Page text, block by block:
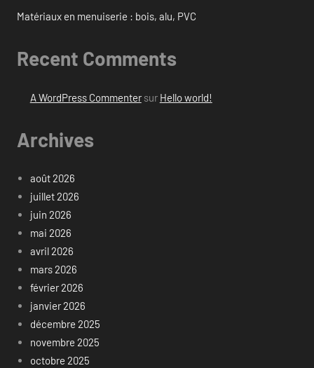
Matériaux en menuiserie : bois, alu, PVC
Recent Comments
A WordPress Commentersur Hello world!
Archives
août 2026
juillet 2026
juin 2026
mai 2026
avril 2026
mars 2026
février 2026
janvier 2026
décembre 2025
novembre 2025
octobre 2025